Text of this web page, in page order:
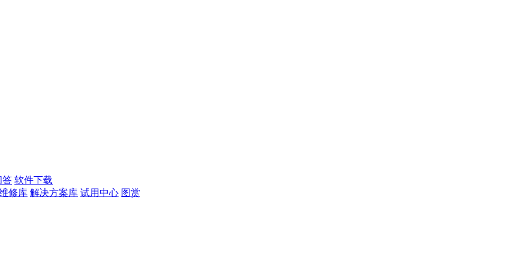
答 软件下载
修库 解决方案库 试用中心 图赏